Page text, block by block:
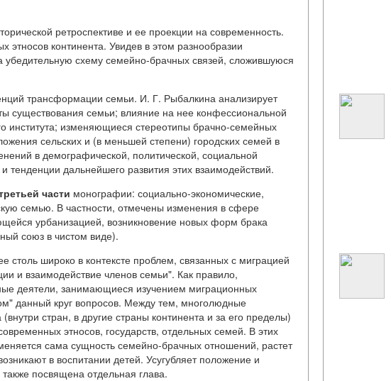
ретроспективе и ее проекции на современность.
континента. Увидев в этом разнообразии
схему семейно-брачных связей, сложившуюся
трансформации семьи. И. Г. Рыбалкина анализирует
существования семьи; влияние на нее конфессиональной
института; изменяющиеся стереотипы брачно-семейных
сельских и (в меньшей степени) городских семей в
в демографической, политической, социальной
дальнейшего развития этих взаимодействий.
части монографии: социально-экономические,
семью. В частности, отмечены изменения в сфере
урбанизацией, возникновение новых форм брака
союз в чистом виде).
широко в контексте проблем, связанных с миграцией
и взаимодействие членов семьи". Как правило,
деятели, занимающиеся изучением миграционных
данный круг вопросов. Между тем, многолюдные
стран, в другие страны континента и за его пределы)
этносов, государств, отдельных семей. В этих
сама сущность семейно-брачных отношений, растет
в воспитании детей. Усугубляет положение и
посвящена отдельная глава.